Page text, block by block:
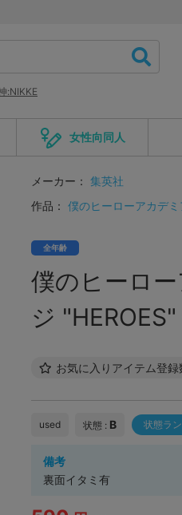
:NIKKE
女性向同人
メーカー： 集英社
作品： 僕のヒーローアカデミ
全年齢
僕のヒーロ
ジ
お気に入りアイテム登録
used 状態 : B 状態ラ
備考
裏面イタミ有